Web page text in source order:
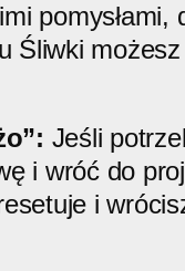
pomysłami,
Śliwki
Jeśli
i wróć do
i